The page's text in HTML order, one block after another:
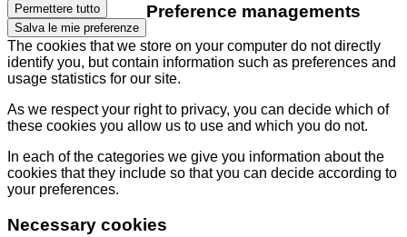
Permettere tutto
Salva le mie preferenze
Preference managements
The cookies that we store on your computer do not directly
identify you, but contain information such as preferences and
usage statistics for our site.
As we respect your right to privacy, you can decide which of
these cookies you allow us to use and which you do not.
In each of the categories we give you information about the
cookies that they include so that you can decide according to
your preferences.
Necessary cookies